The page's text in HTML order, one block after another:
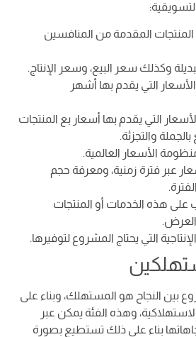
المنتجات المقدمة من المنافسين
وكذلك سعر البيع، وسعر الإنتاج.
التي يقدم بها أشهر
التي يقدم بها أسعار بع المنتجات
والتجزئة.
الأسعار العالمية.
عبر فترة زمنية، ومعرفة حجم
على هذه الخدمات أو المنتجات
العرض.
التي يحتاج المشروع لتوفيرها.
بين النجاح هو المستهلك، وبناء على
وهذه الفئة يمكن عبر
بناء على ذلك تستطيع بصورة